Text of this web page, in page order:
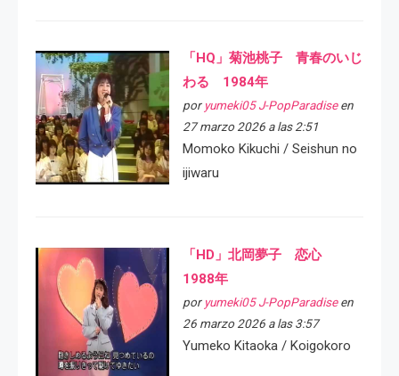
「HQ」菊池桃子 青春のいじ
わる 1984年
por yumeki05 J-PopParadiseen
27 marzo 2026 a las 2:51
Momoko Kikuchi / Seishun no
ijiwaru
「HD」北岡夢子 恋心
1988年
por yumeki05 J-PopParadiseen
26 marzo 2026 a las 3:57
Yumeko Kitaoka / Koigokoro